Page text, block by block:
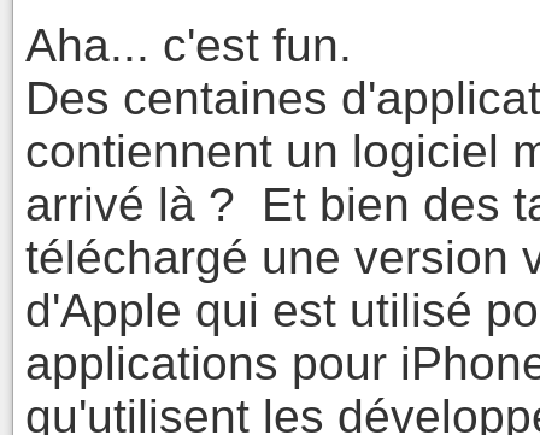
Aha... c'est fun.
Des centaines
contiennent un logiciel
arrivé là ? Et bien des
téléchargé une version
d'Apple qui est utilisé
applications pour
qu'utilisent les